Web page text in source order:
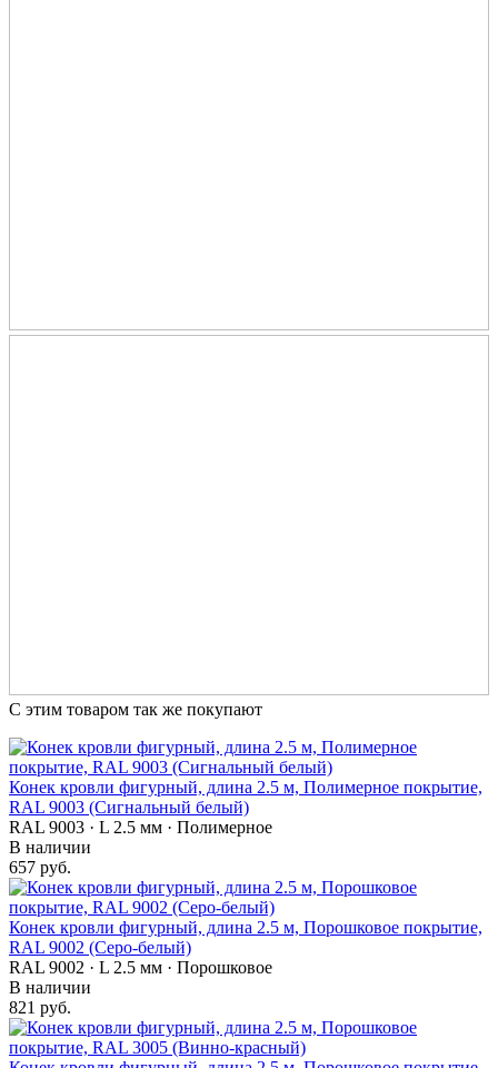
С этим товаром так же покупают
Конек кровли фигурный, длина 2.5 м, Полимерное покрытие,
RAL 9003 (Сигнальный белый)
RAL 9003 · L 2.5 мм · Полимерное
В наличии
657 руб.
Конек кровли фигурный, длина 2.5 м, Порошковое покрытие,
RAL 9002 (Серо-белый)
RAL 9002 · L 2.5 мм · Порошковое
В наличии
821 руб.